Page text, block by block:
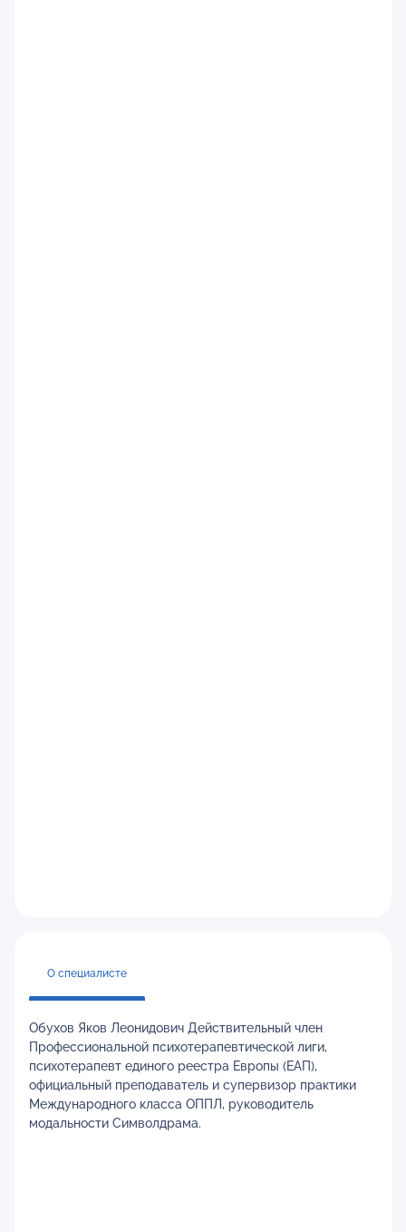
О специалисте
Обухов Яков Леонидович Действительный член
Профессиональной психотерапевтической лиги,
психотерапевт единого реестра Европы (ЕАП),
официальный преподаватель и супервизор практики
Международного класса ОППЛ, руководитель
модальности Символдрама.